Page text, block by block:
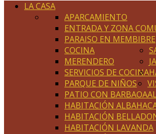
LA CASA
APARCAMIENTO
ENTRADA Y ZONA
PARAISO EN MEMBIBRE
COCINA
MERENDERO
SERVICIOS DE COCINA
PARQUE DE NIÑOS
PATIO CON BARBAOA
HABITACIÓN
HABITACIÓN
HABITACIÓN LAVANDA